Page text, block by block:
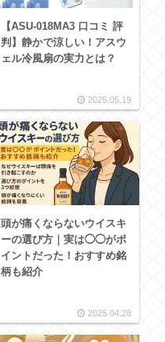
【ASU-018MA3 口コミ 評
判】静かで涼しい！アスウ
ェル冷風扇の実力とは？
2025.05.19
頭が痛くならないウイスキ
ーの選び方｜実は◯◯がポ
イントだった！おすすめ銘
柄も紹介
2025.04.28